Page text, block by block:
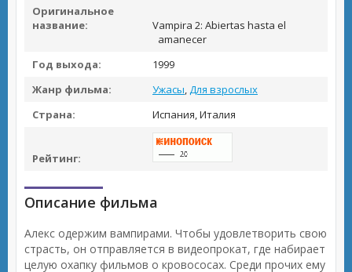
Оригинальное
название:
Vampira 2: Abiertas hasta el
amanecer
Год выхода:
1999
Жанр фильма:
Ужасы,Для взрослых
Страна:
Испания, Италия
Рейтинг:
Описание фильма
Алекс одержим вампирами. Чтобы удовлетворить свою
страсть, он отправляется в видеопрокат, где набирает
целую охапку фильмов о кровососах. Среди прочих ему